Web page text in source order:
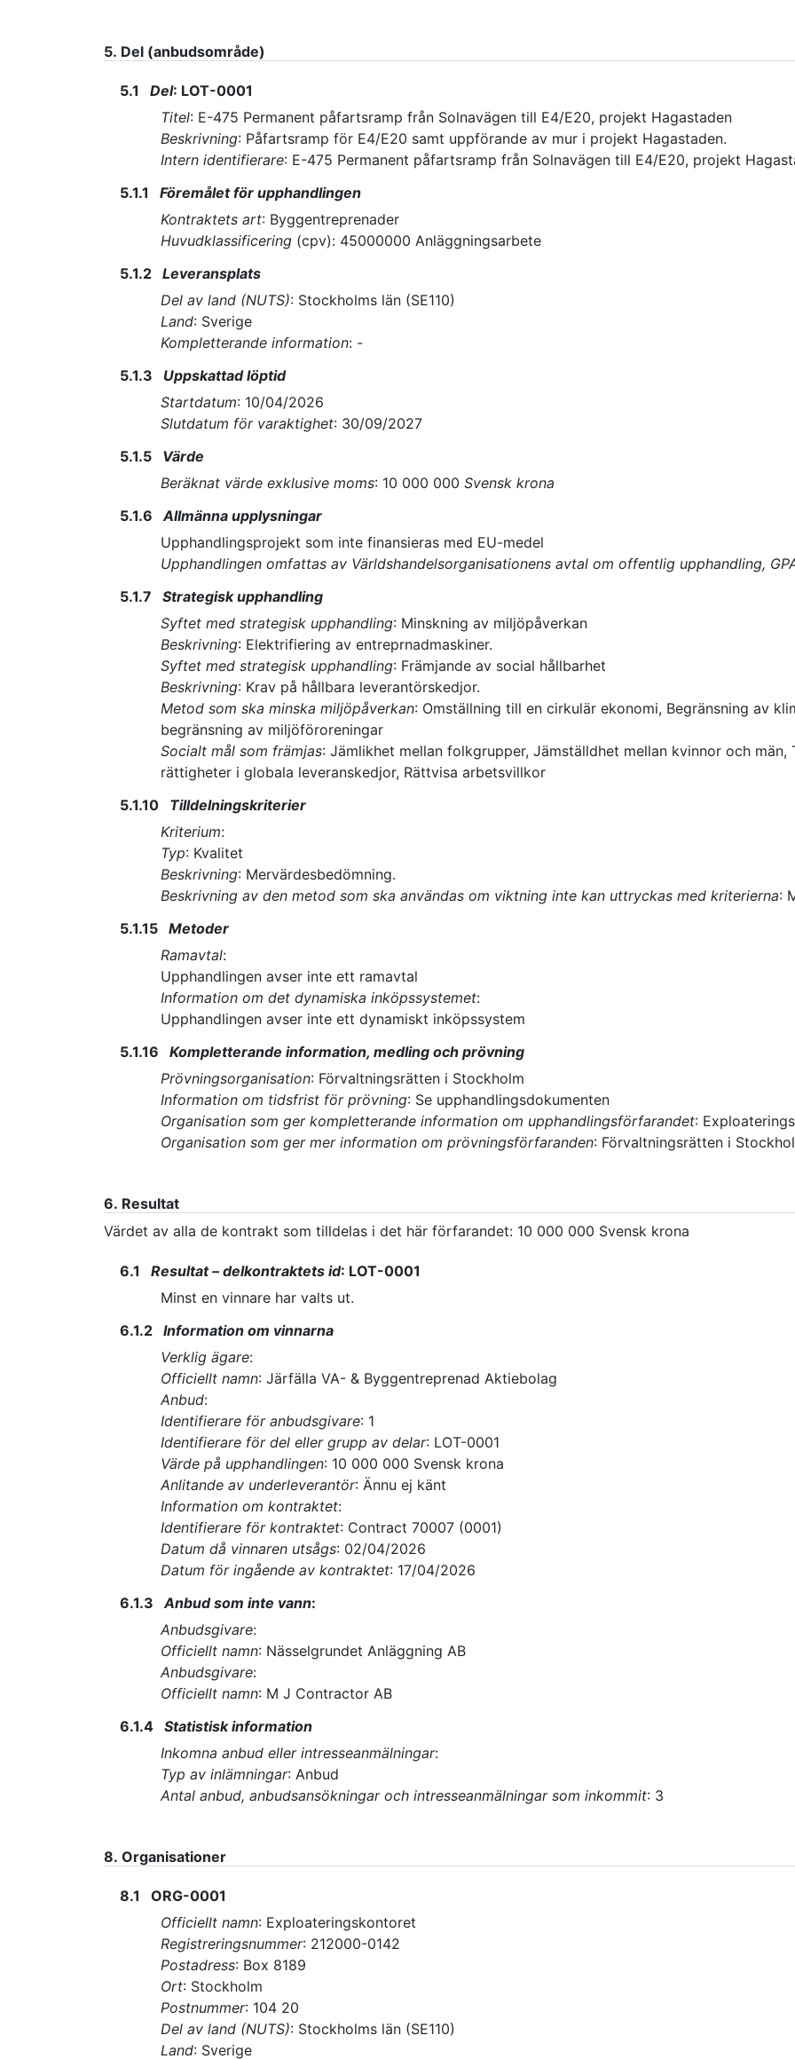
5. Del (anbudsområde)
5.1 Del: LOT-0001
Titel: E-475 Permanent påfartsramp från Solnavägen till E4/E20, projekt Hagastaden
Beskrivning: Påfartsramp för E4/E20 samt uppförande av mur i projekt Hagastaden.
Intern identifierare: E-475 Permanent påfartsramp från Solnavägen till E4/E20, projekt
5.1.1
Föremålet för upphandlingen
Kontraktets art: Byggentreprenader
Huvudklassificering (cpv): 45000000 Anläggningsarbete
5.1.2 Leveransplats
Del av land (NUTS): Stockholms län (SE110)
Land: Sverige
Kompletterande information: -
5.1.3
Uppskattad löptid
Startdatum: 10/04/2026
Slutdatum för varaktighet: 30/09/2027
5.1.5
Värde
Beräknat värde exklusive moms: 10 000 000 Svensk krona
5.1.6
Allmänna upplysningar
Upphandlingsprojekt som inte finansieras med EU-medel
Upphandlingen omfattas av Världshandelsorganisationens avtal om offentlig upphandling,
5.1.7
Strategisk upphandling
Syftet med strategisk upphandling: Minskning av miljöpåverkan
Beskrivning: Elektrifiering av entreprnadmaskiner.
Syftet med strategisk upphandling: Främjande av social hållbarhet
Beskrivning: Krav på hållbara leverantörskedjor.
Metod som ska minska miljöpåverkan: Omställning till en cirkulär ekonomi, Begränsning av
begränsning av miljöföroreningar
Socialt mål som främjas: Jämlikhet mellan folkgrupper, Jämställdhet mellan kvinnor och
rättigheter i globala leveranskedjor, Rättvisa arbetsvillkor
5.1.10
Tilldelningskriterier
Kriterium:
Typ: Kvalitet
Beskrivning: Mervärdesbedömning.
Beskrivning av den metod som ska användas om viktning inte kan uttryckas med kriterierna:
5.1.15 Metoder
Ramavtal:
Upphandlingen avser inte ett ramavtal
Information om det dynamiska inköpssystemet:
Upphandlingen avser inte ett dynamiskt inköpssystem
5.1.16
Kompletterande information, medling och prövning
Prövningsorganisation: Förvaltningsrätten i Stockholm
Information om tidsfrist för prövning: Se upphandlingsdokumenten
Organisation som ger kompletterande information om upphandlingsförfarandet:
Organisation som ger mer information om prövningsförfaranden: Förvaltningsrätten i
6. Resultat
Värdet av alla de kontrakt som tilldelas i det här förfarandet: 10 000 000 Svensk krona
6.1 Resultat – delkontraktets id: LOT-0001
Minst en vinnare har valts ut.
6.1.2 Information om vinnarna
Verklig ägare:
Officiellt namn: Järfälla VA- & Byggentreprenad Aktiebolag
Anbud:
Identifierare för anbudsgivare: 1
Identifierare för del eller grupp av delar: LOT-0001
Värde på upphandlingen: 10 000 000 Svensk krona
Anlitande av underleverantör: Ännu ej känt
Information om kontraktet:
Identifierare för kontraktet: Contract 70007 (0001)
Datum då vinnaren utsågs: 02/04/2026
Datum för ingående av kontraktet: 17/04/2026
6.1.3
Anbud som inte vann:
Anbudsgivare:
Officiellt namn: Nässelgrundet Anläggning AB
Anbudsgivare:
Officiellt namn: M J Contractor AB
6.1.4 Statistisk information
Inkomna anbud eller intresseanmälningar:
Typ av inlämningar: Anbud
Antal anbud, anbudsansökningar och intresseanmälningar som inkommit: 3
8. Organisationer
8.1
ORG-0001
Officiellt namn: Exploateringskontoret
Registreringsnummer: 212000-0142
Postadress: Box 8189
Ort: Stockholm
Postnummer: 104 20
Del av land (NUTS): Stockholms län (SE110)
Land: Sverige